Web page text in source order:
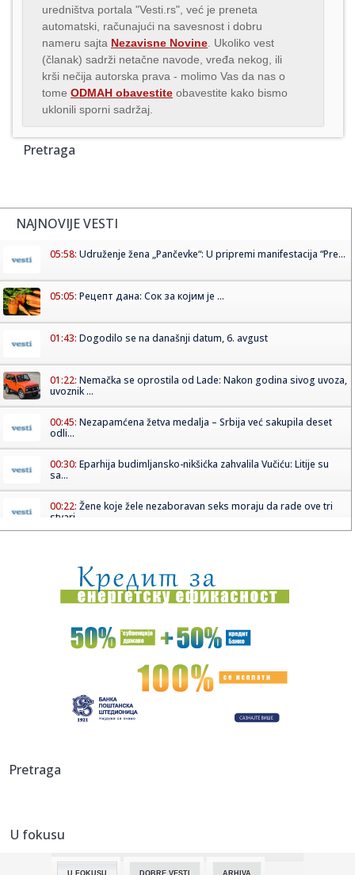
uredništva portala "Vesti.rs", već je preneta
automatski, računajući na savesnost i dobru
nameru sajta Nezavisne Novine . Ukoliko vest
(članak) sadrži netačne navode, vređa nekog, ili
krši nečija autorska prava - molimo Vas da nas o
tome ODMAH obavestite obavestite kako bismo
uklonili sporni sadržaj.
Pretraga
NAJNOVIJE VESTI
05:58: Udruženje žena „Pančevke“: U pripremi manifestacija “Pre...
05:05: Рецепт дана: Сок за којим је ...
01:43: Dogodilo se na današnji datum, 6. avgust
01:22: Nemačka se oprostila od Lade: Nakon godina sivog uvoza,
uvoznik ...
00:45: Nezapamćena žetva medalja – Srbija već sakupila deset
odli...
00:30: Eparhija budimljansko-nikšićka zahvalila Vučiću: Litije su
sa...
00:22: Žene koje žele nezaboravan seks moraju da rade ove tri
stvari
00:15:Drama na plaži u Italiji! Doktorka iz Beograda pritrčala
turist...
00:02:Na današnji dan, 6. avgust
Tri medalje za Srbiju na EP
23:47:KIKS PANATINAIKOSA UPRKOS OGROMNIM ULAGANJIMA:
sam iz...
23:35:
Pretraga
U fokusu
U FOKUSU DOBRE VESTI ARHIVA